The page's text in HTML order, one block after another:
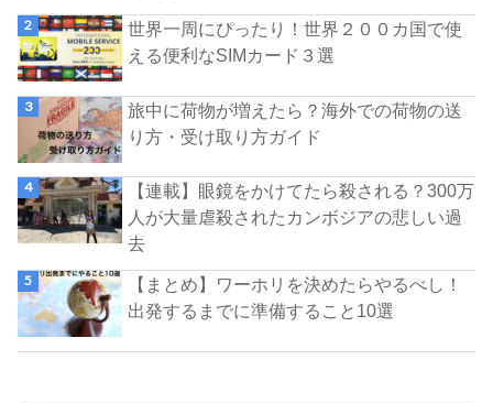
世界一周にぴったり！世界２００カ国で使
える便利なSIMカード３選
旅中に荷物が増えたら？海外での荷物の送
り方・受け取り方ガイド
【連載】眼鏡をかけてたら殺される？300万
人が大量虐殺されたカンボジアの悲しい過
去
【まとめ】ワーホリを決めたらやるべし！
出発するまでに準備すること10選